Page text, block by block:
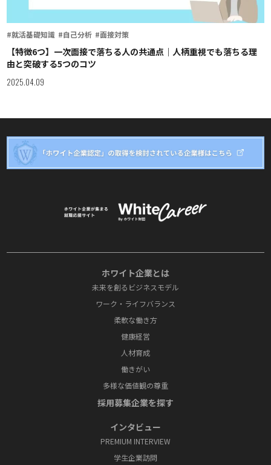
#就活基礎知識 #自己分析 #面接対策
【特徴6つ】一次面接で落ちる人の共通点｜人柄重視でも落ちる理
由と突破する5つのコツ
2025.04.09
ホワイト企業とは
未来を創るビジネスモデル
ワーク・ライフバランス
柔軟な働き方
健康経営
人材育成
働きがい
多様な価値観の尊重
採⽤募集企業を探す
インタビュー
PREMIUM INTERVIEW
学⽣企業訪問